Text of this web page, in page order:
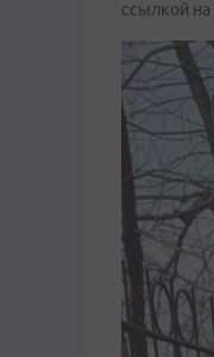
ссылкой на